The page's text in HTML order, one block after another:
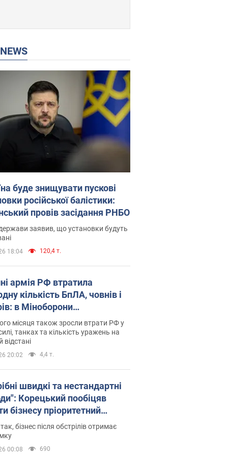
NEWS
буде знищувати пускові
російської балістики:
провів засідання РНБО
заявив, що установки будуть
18:04 120,4 т.
армія РФ втратила
кількість БпЛА, човнів і
в Міноборони
статистику
місяця також зросли втрати РФ у
танках та кількість уражень на
відстані
20:02 4,4 т.
швидкі та нестандартні
Корецький пообіцяв
бізнесу пріоритетний
до наявних складських
бізнес після обстрілів отримає
00:08 690